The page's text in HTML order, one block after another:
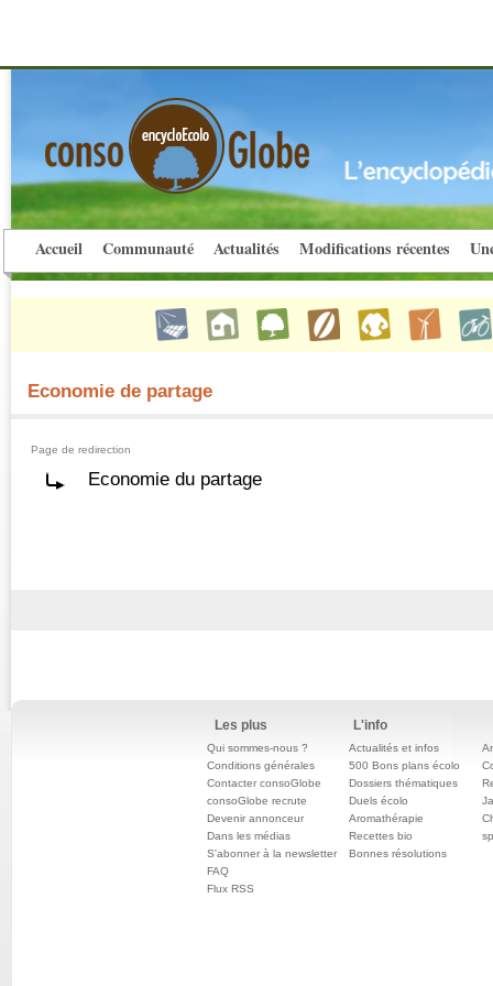
Accueil Communauté Actualités Modifications récentes
Economie de partage
Page de redirection
Economie du partage
Les plus
Qui sommes-nous ?
Conditions générales
Contacter consoGlobe
consoGlobe recrute
Devenir annonceur
Dans les médias
S'abonner à la newsletter
FAQ
Flux RSS
L'info
Actualités et infos
500 Bons plans écolo
Dossiers thématiques
Duels écolo
Aromathérapie
Recettes bio
Bonnes résolutions